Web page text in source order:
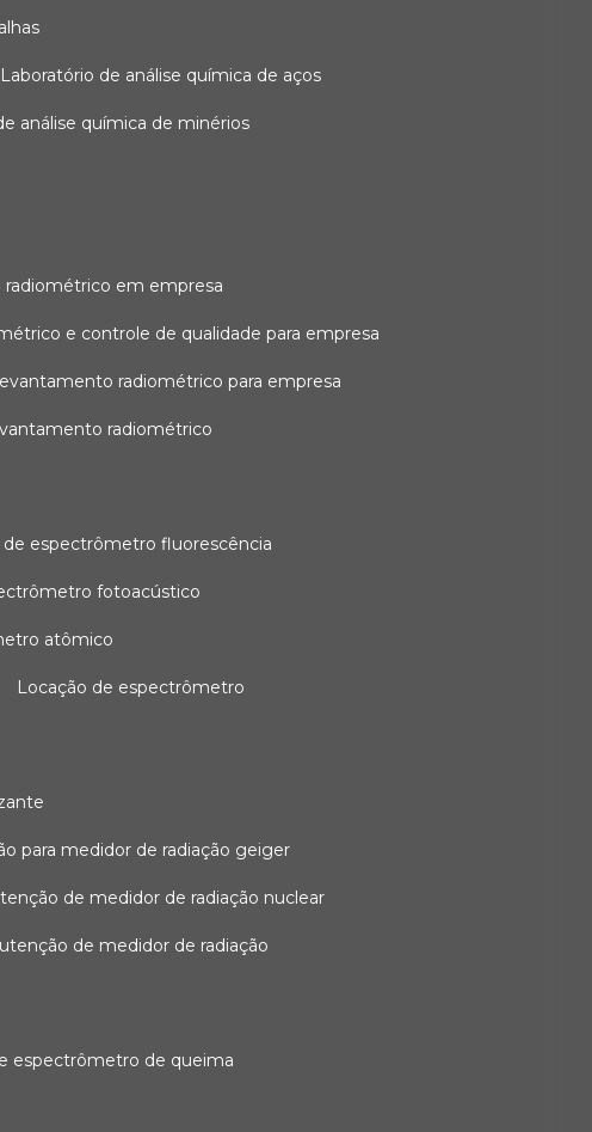
laboratório de análise química de aços
análise química de minérios
radiométrico em empresa
e controle de qualidade para empresa
levantamento radiométrico para empresa
radiométrico
de espectrômetro fluorescência
fotoacústico
atômico
locação de espectrômetro
para medidor de radiação geiger
de medidor de radiação nuclear
de medidor de radiação
espectrômetro de queima